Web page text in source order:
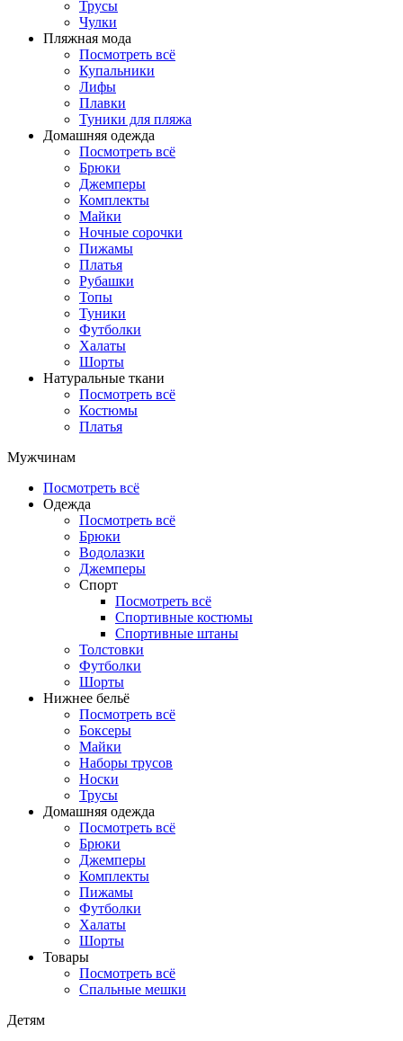
Трусы
Чулки
Пляжная мода
Посмотреть всё
Купальники
Лифы
Плавки
Туники для пляжа
Домашняя одежда
Посмотреть всё
Брюки
Джемперы
Комплекты
Майки
Ночные сорочки
Пижамы
Платья
Рубашки
Топы
Туники
Футболки
Халаты
Шорты
Натуральные ткани
Посмотреть всё
Костюмы
Платья
Мужчинам
Посмотреть всё
Одежда
Посмотреть всё
Брюки
Водолазки
Джемперы
Спорт
Посмотреть всё
Спортивные костюмы
Спортивные штаны
Толстовки
Футболки
Шорты
Нижнее бельё
Посмотреть всё
Боксеры
Майки
Наборы трусов
Носки
Трусы
Домашняя одежда
Посмотреть всё
Брюки
Джемперы
Комплекты
Пижамы
Футболки
Халаты
Шорты
Товары
Посмотреть всё
Спальные мешки
Детям